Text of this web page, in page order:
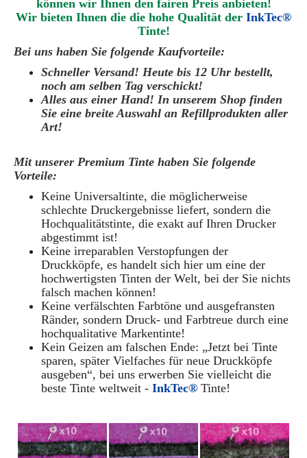
können wir Ihnen den fairen Preis anbieten!
Wir bieten Ihnen die die hohe Qualität der InkTec®
Tinte!
Bei uns haben Sie folgende Kaufvorteile:
Schneller Versand! Heute bis 12 Uhr bestellt,
noch am selben Tag verschickt!
Alles aus einer Hand! In unserem Shop finden
Sie eine breite Auswahl an Refillprodukten aller
Art!
Mit unserer Premium Tinte haben Sie folgende
Vorteile:
Keine Universaltinte, die möglicherweise
schlechte Druckergebnisse liefert, sondern die
Hochqualitätstinte, die exakt auf Ihren Drucker
abgestimmt ist!
Keine irreparablen Verstopfungen der
Druckköpfe, es handelt sich hier um eine der
hochwertigsten Tinten der Welt, bei der Sie nichts
falsch machen können!
Keine verfälschten Farbtöne und ausgefransten
Ränder, sondern Druck- und Farbtreue durch eine
hochqualitative Markentinte!
Kein Geizen am falschen Ende: „Jetzt bei Tinte
sparen, später Vielfaches für neue Druckköpfe
ausgeben“, bei uns erwerben Sie vielleicht die
beste Tinte weltweit - InkTec® Tinte!